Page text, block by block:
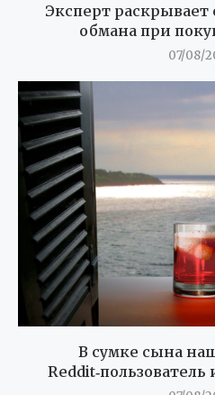
Эксперт
обмана при
07/08/
В сумке сына